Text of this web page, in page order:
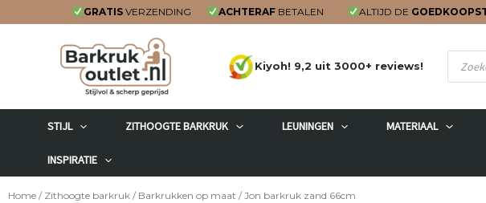
GRATIS VERZENDING ACHTERAF BETALEN ALTIJD DE
Kiyoh! 9,2 uit 3000+ reviews!
STIJL ZITHOOGTE BARKRUK LEUNINGEN MATERIAAL
INSPIRATIE
Home / Zithoogte barkruk / Barkrukken op maat / Jon barkruk zand 66cm